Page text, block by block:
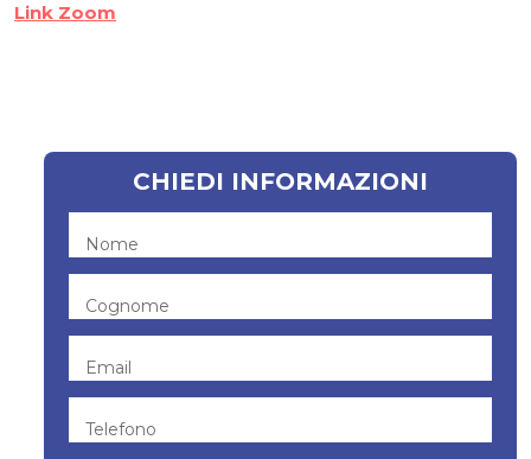
Link Zoom
CHIEDI INFORMAZIONI
Nome
Cognome
Email
Telefono